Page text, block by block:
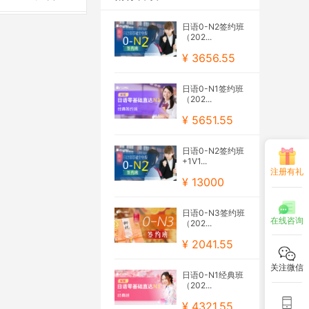
日语0-N2签约班
（202...
¥ 3656.55
日语0-N1签约班
（202...
¥ 5651.55
日语0-N2签约班
+1V1...
¥ 13000
日语0-N3签约班
（202...
¥ 2041.55
日语0-N1经典班
（202...
¥ 4321.55
注册有礼
在线咨询
关注微信